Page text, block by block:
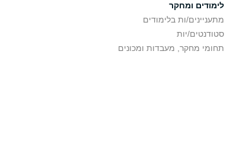
לימודים ומחקר
מתעניינים/ות בלימודים
סטודנטים/יות
תחומי מחקר, מעבדות ומכונים